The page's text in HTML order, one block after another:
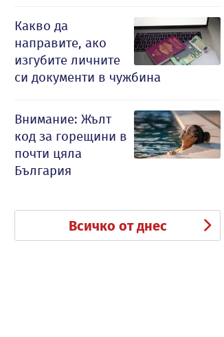
Какво да
направите, ако
изгубите личните
си документи в чужбина
Внимание: Жълт
код за горещини в
почти цяла
България
Всичко от днес